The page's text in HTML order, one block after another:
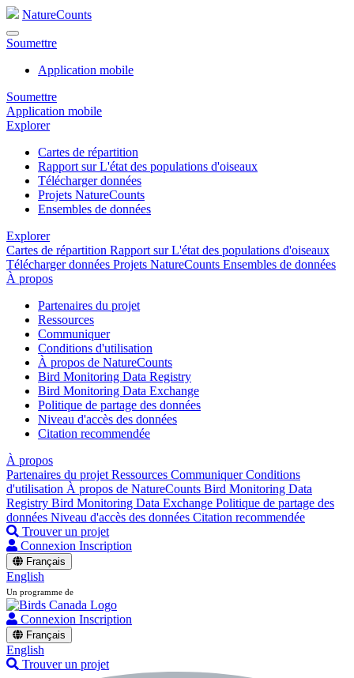
NatureCounts
Soumettre
Application mobile
Soumettre
Application mobile
Explorer
Cartes de répartition
Rapport sur L'état des populations d'oiseaux
Télécharger données
Projets NatureCounts
Ensembles de données
Explorer
Cartes de répartition Rapport sur L'état des populations d'oiseaux
Télécharger données Projets NatureCounts Ensembles de données
À propos
Partenaires du projet
Ressources
Communiquer
Conditions d'utilisation
À propos de NatureCounts
Bird Monitoring Data Registry
Bird Monitoring Data Exchange
Politique de partage des données
Niveau d'accès des données
Citation recommendée
À propos
Partenaires du projet Ressources CommuniquerConditions
d'utilisation À propos de NatureCounts Bird Monitoring Data
Registry Bird Monitoring Data Exchange Politique de partage des
données Niveau d'accès des données Citation recommendée
Trouver un projet
Connexion Inscription
Français
English
Un programme de
Connexion Inscription
Français
English
Trouver un projet